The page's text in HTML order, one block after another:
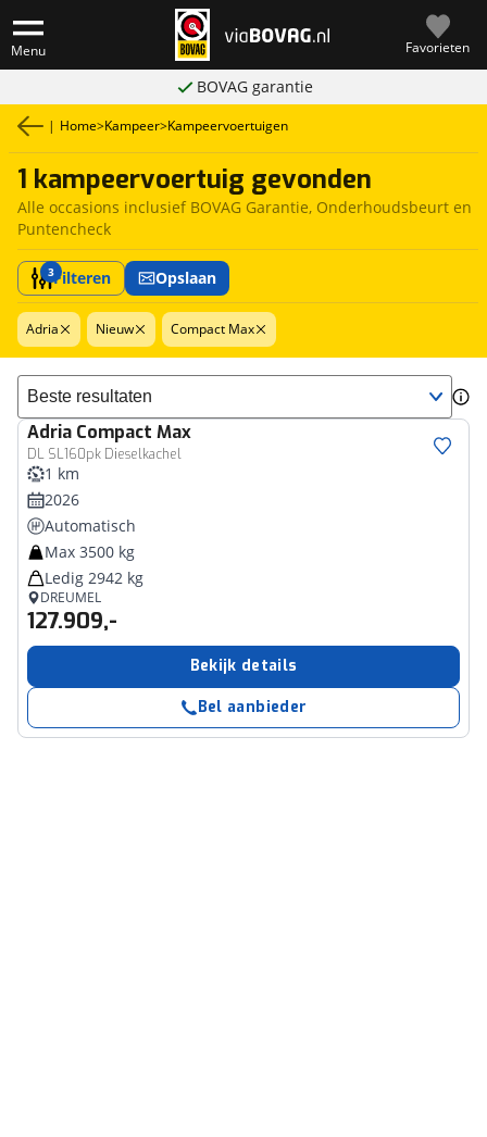
Menu Favorieten
BOVAG garantie
| Home>Kampeer>Kampeervoertuigen
1 kampeervoertuig gevonden
Alle occasions inclusief BOVAG Garantie, Onderhoudsbeurt en
Puntencheck
3Filteren Opslaan
Adria Nieuw Compact Max
Sorteer resultaten
Adria Compact Max
DL SL160pk Dieselkachel
1 km
2026
Automatisch
Max 3500 kg
Ledig 2942 kg
DREUMEL
127.909,-
Bekijk details
Bel aanbieder